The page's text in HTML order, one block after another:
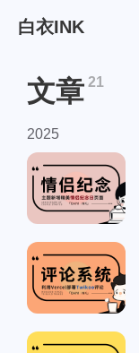
白衣INK
文章 21
2025